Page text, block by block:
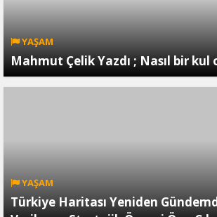
YAŞAM
Mahmut Çelik Yazdı ; Nasıl bir kul
YAŞAM
Türkiye Haritası Yeniden